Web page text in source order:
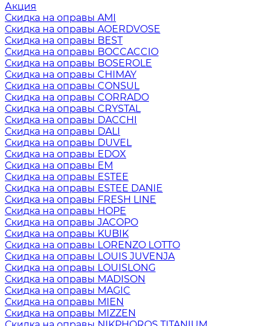
Акция
Скидка на оправы AMI
Скидка на оправы AOERDVOSE
Скидка на оправы BEST
Скидка на оправы BOCCACCIO
Скидка на оправы BOSEROLE
Скидка на оправы CHIMAY
Скидка на оправы CONSUL
Скидка на оправы CORRADO
Скидка на оправы CRYSTAL
Скидка на оправы DACCHI
Скидка на оправы DALI
Скидка на оправы DUVEL
Скидка на оправы EDOX
Скидка на оправы EM
Скидка на оправы ESTEE
Скидка на оправы ESTEE DANIE
Скидка на оправы FRESH LINE
Скидка на оправы HOPE
Скидка на оправы JACOPO
Скидка на оправы KUBIK
Скидка на оправы LORENZO LOTTO
Скидка на оправы LOUIS JUVENJA
Скидка на оправы LOUISLONG
Скидка на оправы MADISON
Скидка на оправы MAGIC
Скидка на оправы MIEN
Скидка на оправы MIZZEN